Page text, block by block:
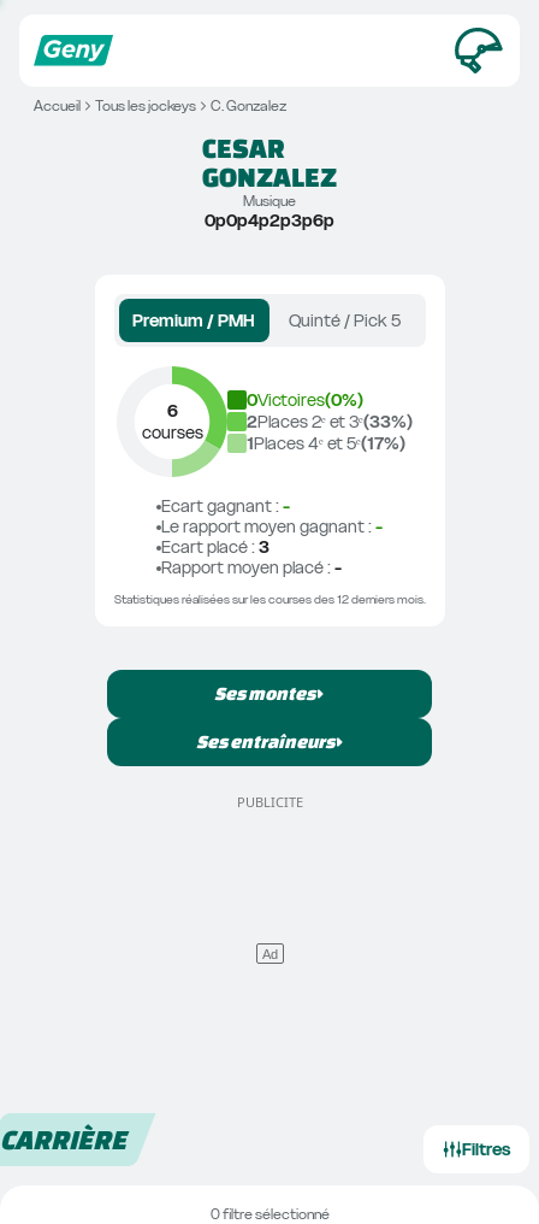
Accueil Tous les jockeys C. Gonzalez
CESAR
GONZALEZ
Musique
0p0p4p2p3p6p
Premium / PMH Quinté / Pick 5
6
courses
0Victoires(0%)
2Places 2ᵉ et 3ᵉ(33%)
1Places 4ᵉ et 5ᵉ(17%)
Ecart gagnant : -
Le rapport moyen gagnant : -
Ecart placé : 3
Rapport moyen placé : -
Statistiques réalisées sur les courses des 12 derniers mois.
Ses montes
Ses entraîneurs
CARRIÈRE Filtres
0 filtre sélectionné